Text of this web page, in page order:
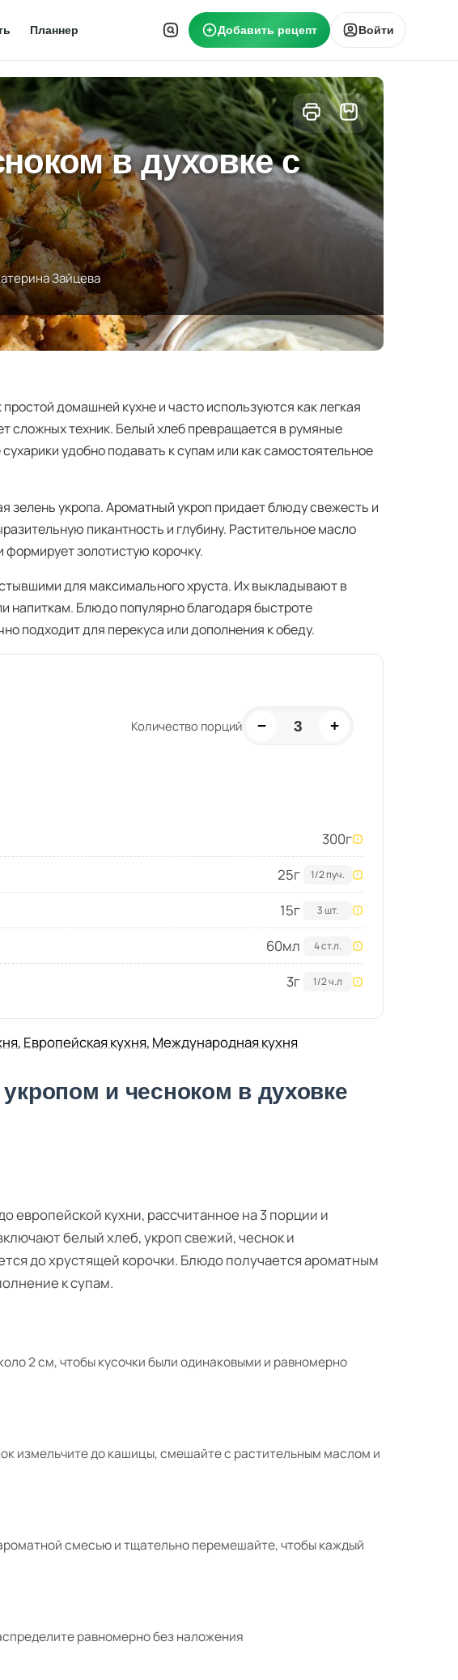
Планнер Добавить рецепт Войти
в духовке с
Зайцева
домашней кухне и часто используются как легкая
сложных техник. Белый хлеб превращается в румяные
удобно подавать к супам или как самостоятельное
зелень укропа. Ароматный укроп придает блюду свежесть и
пикантность и глубину. Растительное масло
золотистую корочку.
для максимального хруста. Их выкладывают в
напиткам. Блюдо популярно благодаря быстроте
подходит для перекуса или дополнения к обеду.
Количество порций − 3 +
300г
25г 1/2 пуч.
15г 3 шт.
60мл 4 ст.л.
3г 1/2 ч.л
, Европейская кухня, Международная кухня
и чесноком в духовке
европейской кухни, рассчитанное на 3 порции и
белый хлеб, укроп свежий, чеснок и
до хрустящей корочки. Блюдо получается ароматным
к супам.
2 см, чтобы кусочки были одинаковыми и равномерно
измельчите до кашицы, смешайте с растительным маслом и
смесью и тщательно перемешайте, чтобы каждый
равномерно без наложения